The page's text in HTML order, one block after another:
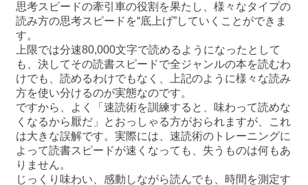
思考スピードの牽引車の役割を果たし、様々なタイプの
読み方の思考スピードを“底上げ”していくことができま
す。
上限では分速80,000文字で読めるようになったとして
も、決してその読書スピードで全ジャンルの本を読むわ
けでも、読めるわけでもなく、上記のように様々な読み
方を使い分けるのが実態なのです。
ですから、よく「速読術を訓練すると、味わって読めな
くなるから厭だ」とおっしゃる方がおられますが、これ
は大きな誤解です。実際には、速読術のトレーニングに
よって読書スピードが速くなっても、失うものは何もあ
りません。
じっくり味わい、感動しながら読んでも、時間を測定す